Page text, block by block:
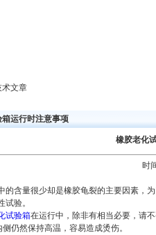
术文章
运行时注意事项
橡胶老化
时
含量很少却是橡胶龟裂的主要因素，
试验。
试验箱在运行中，除非有相当必要，请
仍然保持高温，容易造成烫伤。